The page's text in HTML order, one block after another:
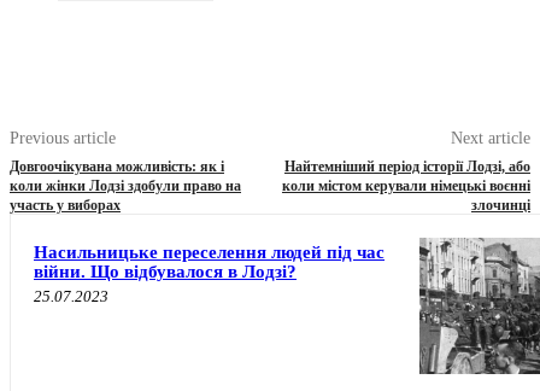
Previous article
Довгоочікувана можливість: як і
коли жінки Лодзі здобули право на
участь у виборах
Next article
Найтемніший період історії Лодзі, або
коли містом керували німецькі воєнні
злочинці
Насильницьке переселення людей під час
війни. Що відбувалося в Лодзі?
25.07.2023